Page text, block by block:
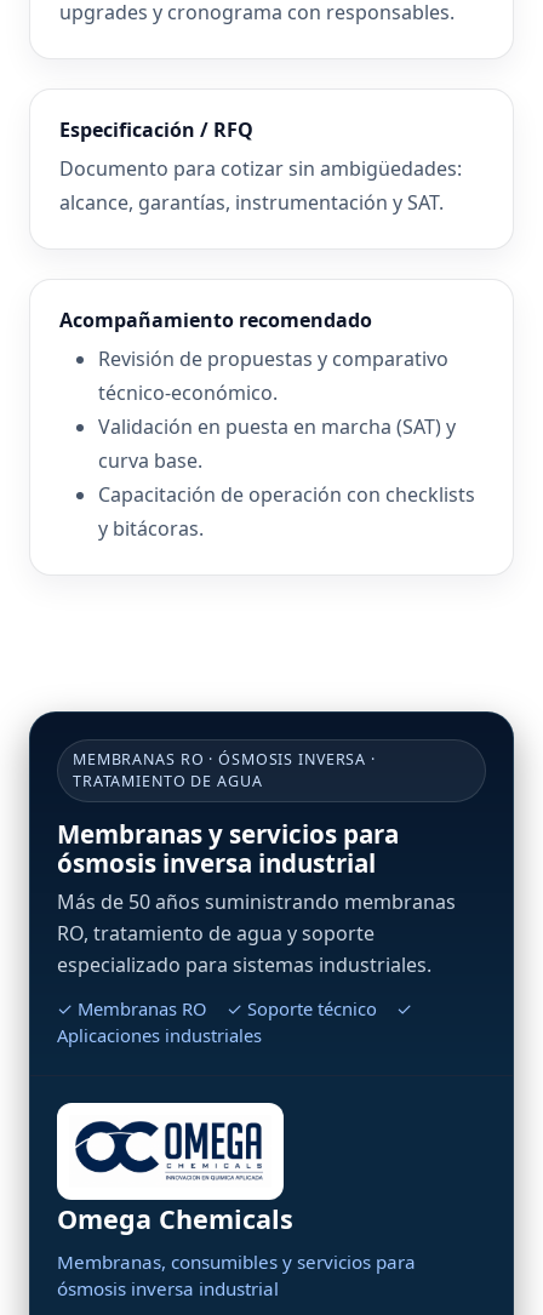
upgrades y cronograma con responsables.
Especificación / RFQ
Documento para cotizar sin ambigüedades:
alcance, garantías, instrumentación y SAT.
Acompañamiento recomendado
Revisión de propuestas y comparativo
técnico-económico.
Validación en puesta en marcha (SAT) y
curva base.
Capacitación de operación con checklists
y bitácoras.
MEMBRANAS RO · ÓSMOSIS INVERSA ·
TRATAMIENTO DE AGUA
Membranas y servicios para
ósmosis inversa industrial
Más de 50 años suministrando membranas
RO, tratamiento de agua y soporte
especializado para sistemas industriales.
✓ Membranas RO ✓ Soporte técnico ✓
Aplicaciones industriales
Omega Chemicals
Membranas, consumibles y servicios para
ósmosis inversa industrial